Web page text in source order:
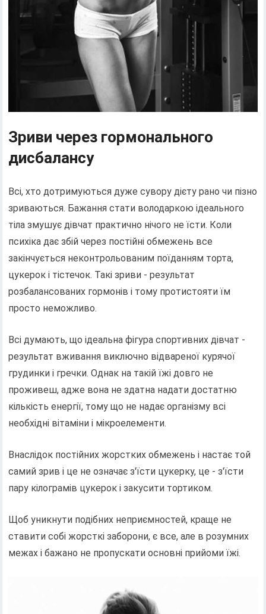
Зриви через гормонального
дисбалансу
Всі, хто дотримуються дуже сувору дієту рано чи пізно
зриваються. Бажання стати володаркою ідеального
тіла змушує дівчат практично нічого не їсти. Коли
психіка дає збій через постійні обмежень все
закінчується неконтрольованим поїданням торта,
цукерок і тістечок. Такі зриви - результат
розбалансованих гормонів і тому протистояти їм
просто неможливо.
Всі думають, що ідеальна фігура спортивних дівчат -
результат вживання виключно відвареної курячої
грудинки і гречки. Однак на такій їжі довго не
проживеш, адже вона не здатна надати достатню
кількість енергії, тому що не надає організму всі
необхідні вітаміни і мікроелементи.
Внаслідок постійних жорстких обмежень і настає той
самий зрив і це не означає з'їсти цукерку, це - з'їсти
пару кілограмів цукерок і закусити тортиком.
Щоб уникнути подібних неприємностей, краще не
ставити собі жорсткі заборони, є все, але в розумних
межах і бажано не пропускати основні прийоми їжі.